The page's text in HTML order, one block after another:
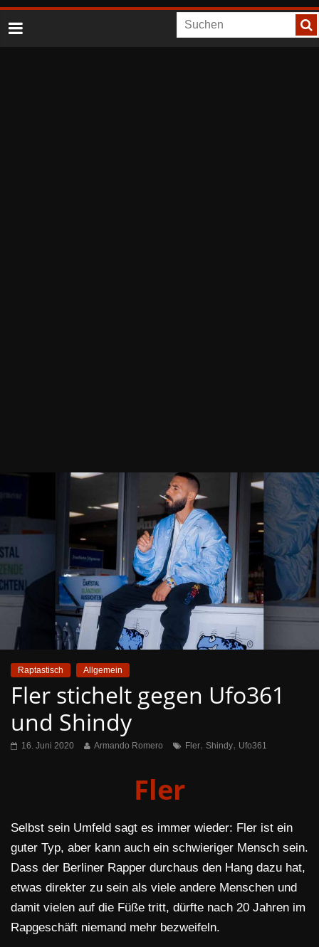
Raptastisch Allgemein
Fler stichelt gegen Ufo361
und Shindy
16. Juni 2020 Armando Romero Fler, Shindy, Ufo361
Fler
Selbst sein Umfeld sagt es immer wieder: Fler ist ein
guter Typ, aber kann auch ein schwieriger Mensch sein.
Dass der Berliner Rapper durchaus den Hang dazu hat,
etwas direkter zu sein als viele andere Menschen und
damit vielen auf die Füße tritt, dürfte nach 20 Jahren im
Rapgeschäft niemand mehr bezweifeln.